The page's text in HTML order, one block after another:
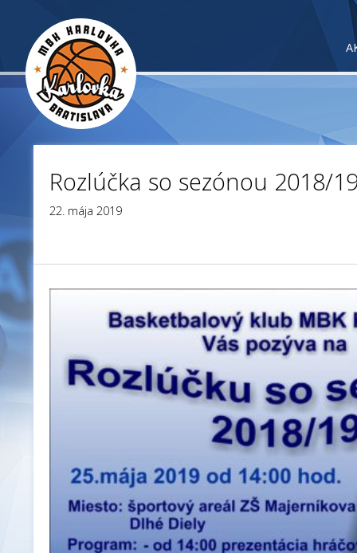
Rozlúčka so sezónou 2018/
22. mája 2019